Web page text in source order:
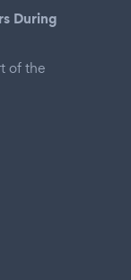
During
of the